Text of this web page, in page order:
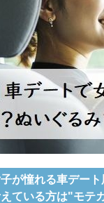
が憧れる車デー
ている方は"モテ